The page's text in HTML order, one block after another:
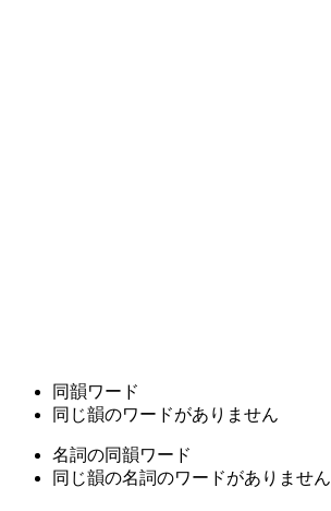
同韻ワード
同じ韻のワードがありません
名詞の同韻ワード
同じ韻の名詞のワードがありません